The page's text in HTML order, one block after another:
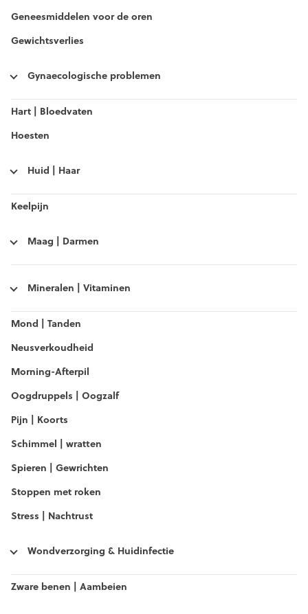
Geneesmiddelen voor de oren
Gewichtsverlies
Gynaecologische problemen
Hart | Bloedvaten
Hoesten
Huid | Haar
Keelpijn
Maag | Darmen
Mineralen | Vitaminen
Mond | Tanden
Neusverkoudheid
Morning-Afterpil
Oogdruppels | Oogzalf
Pijn | Koorts
Schimmel | wratten
Spieren | Gewrichten
Stoppen met roken
Stress | Nachtrust
Wondverzorging & Huidinfectie
Zware benen | Aambeien